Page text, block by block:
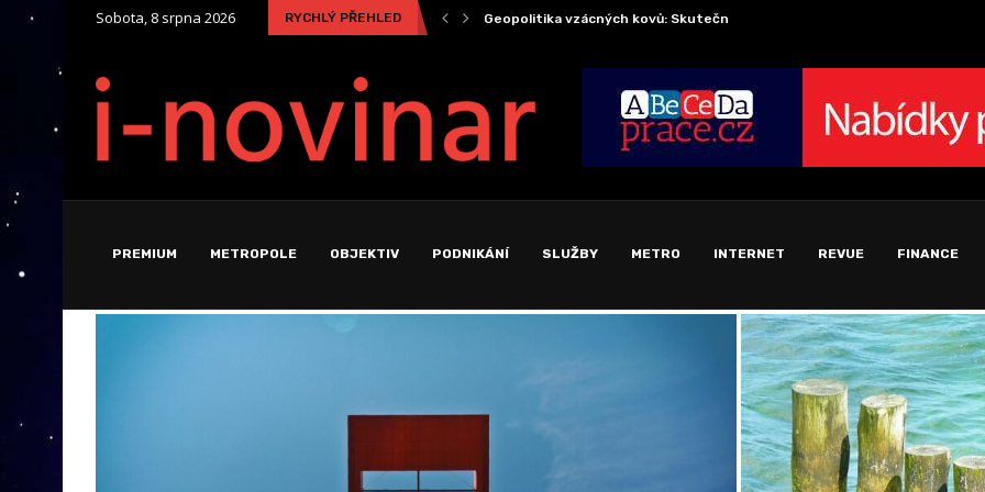
Sobota, 8 srpna 2026 RYCHLÝ PŘEHLED Geopolitika vzácných kovů: Skutečná cena za zelenou a...
PREMIUM METROPOLE OBJEKTIV PODNIKÁNÍ SLUŽBY METRO INTERNET REVUE FINANCE